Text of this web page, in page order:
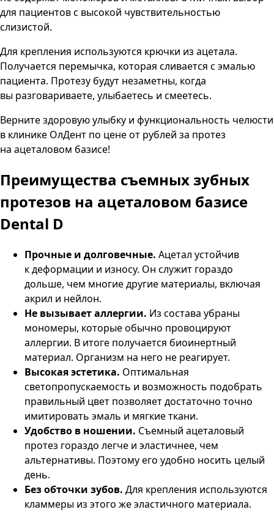
для пациентов с высокой чувствительностью
слизистой.
Для крепления используются крючки из ацетала.
Получается перемычка, которая сливается с эмалью
пациента. Протезу будут незаметны, когда
вы разговариваете, улыбаетесь и смеетесь.
Верните здоровую улыбку и функциональность челюсти
в клинике ОлДент по цене от рублей за протез
на ацеталовом базисе!
Преимущества съемных зубных
протезов на ацеталовом базисе
Dental D
Прочные и долговечные. Ацетал устойчив
к деформации и износу. Он служит гораздо
дольше, чем многие другие материалы, включая
акрил и нейлон.
Не вызывает аллергии. Из состава убраны
мономеры, которые обычно провоцируют
аллергии. В итоге получается биоинертный
материал. Организм на него не реагирует.
Высокая эстетика. Оптимальная
светопропускаемость и возможность подобрать
правильный цвет позволяет достаточно точно
имитировать эмаль и мягкие ткани.
Удобство в ношении. Съемный ацеталовый
протез гораздо легче и эластичнее, чем
альтернативы. Поэтому его удобно носить целый
день.
Без обточки зубов. Для крепления используются
кламмеры из этого же эластичного материала.